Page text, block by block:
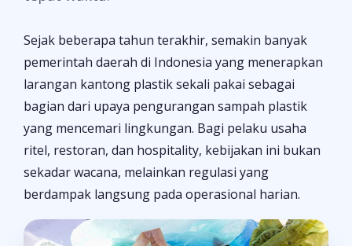
Sejak beberapa tahun terakhir, semakin banyak
pemerintah daerah di Indonesia yang menerapkan
larangan kantong plastik sekali pakai sebagai
bagian dari upaya pengurangan sampah plastik
yang mencemari lingkungan. Bagi pelaku usaha
ritel, restoran, dan hospitality, kebijakan ini bukan
sekadar wacana, melainkan regulasi yang
berdampak langsung pada operasional harian.